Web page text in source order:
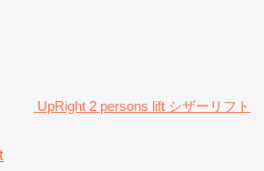
UpRight 2 persons lift シザーリフト